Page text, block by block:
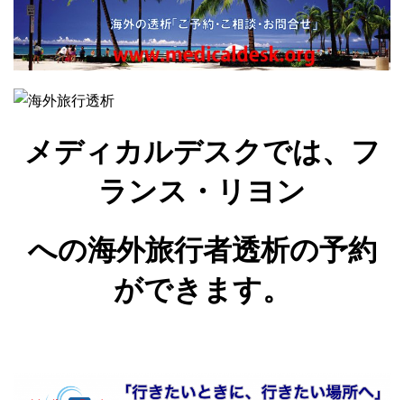
メディカルデスクでは、フ
ランス・リヨン
への海外旅行者透析の予約
ができます。